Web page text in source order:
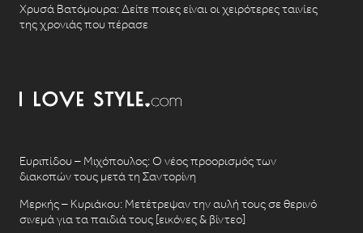
Χρυσά Βατόμουρα: Δείτε ποιες είναι οι χειρότερες ταινίες
της χρονιάς που πέρασε
Ευριπίδου – Μιχόπουλος: Ο νέος προορισμός των
διακοπών τους μετά τη Σαντορίνη
Μερκής – Κυριάκου: Μετέτρεψαν την αυλή τους σε θερινό
σινεμά για τα παιδιά τους [εικόνες & βίντεο]